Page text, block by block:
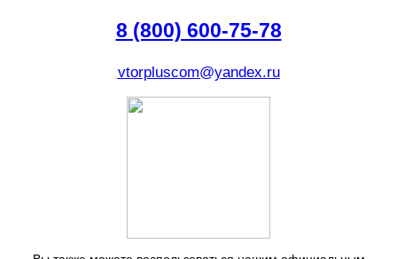
8 (800) 600-75-78
vtorpluscom@yandex.ru